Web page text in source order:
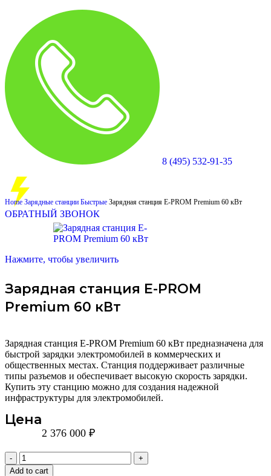
8 (495) 532-91-35
ОБРАТНЫЙ ЗВОНОК
Home Зарядные станции Быстрые Зарядная станция E-PROM Premium 60 кВт
Нажмите, чтобы увеличить
Зарядная станция E-PROM
Premium 60 кВт
Зарядная станция E-PROM Premium 60 кВт предназначена для
быстрой зарядки электромобилей в коммерческих и
общественных местах. Станция поддерживает различные
типы разъемов и обеспечивает высокую скорость зарядки.
Купить эту станцию можно для создания надежной
инфраструктуры для электромобилей.
Цена
2 376 000 ₽
Add to cart